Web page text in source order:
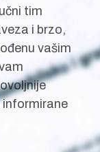
tim
i brzo,
vašim
informirane